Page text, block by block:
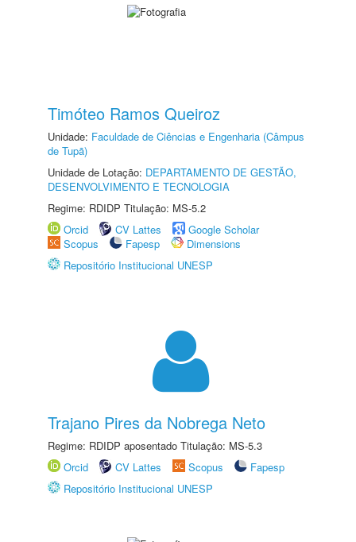
Timóteo Ramos Queiroz
Unidade: Faculdade de Ciências e Engenharia (Câmpus
de Tupã)
Unidade de Lotação: DEPARTAMENTO DE GESTÃO,
DESENVOLVIMENTO E TECNOLOGIA
Regime: RDIDP Titulação: MS-5.2
Orcid
CV Lattes
Google Scholar
Scopus
Fapesp
Dimensions
Repositório Institucional UNESP
Trajano Pires da Nobrega Neto
Regime: RDIDP aposentado Titulação: MS-5.3
Orcid
CV Lattes Scopus
Fapesp
Repositório Institucional UNESP